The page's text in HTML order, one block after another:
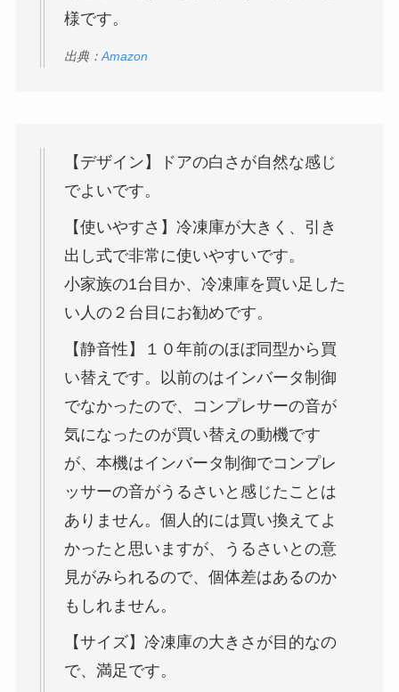
様です。
出典：Amazon
【デザイン】ドアの白さが自然な感じ
でよいです。
【使いやすさ】冷凍庫が大きく、引き
出し式で非常に使いやすいです。
小家族の1台目か、冷凍庫を買い足した
い人の２台目にお勧めです。
【静音性】１０年前のほぼ同型から買
い替えです。以前のはインバータ制御
でなかったので、コンプレサーの音が
気になったのが買い替えの動機です
が、本機はインバータ制御でコンプレ
ッサーの音がうるさいと感じたことは
ありません。個人的には買い換えてよ
かったと思いますが、うるさいとの意
見がみられるので、個体差はあるのか
もしれません。
【サイズ】冷凍庫の大きさが目的なの
で、満足です。